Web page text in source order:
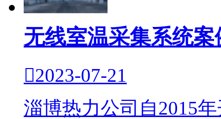
无线室温采集系统案
2023-07-21
淄博热力公司自2015